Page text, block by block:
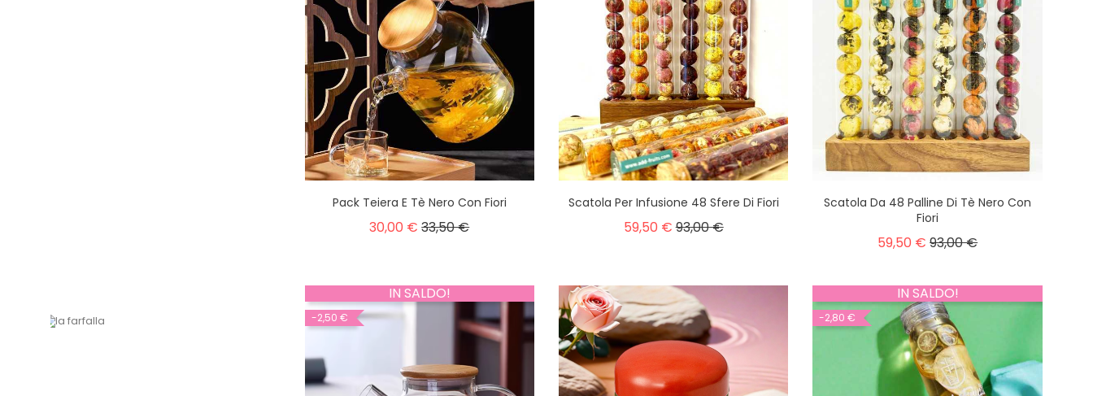
Pack Teiera E Tè Nero Con Fiori
30,00 €33,50 €
Scatola Per Infusione 48 Sfere Di Fiori
59,50 €93,00 €
Scatola Da 48 Palline Di Tè Nero Con
Fiori
59,50 €93,00 €
IN SALDO!
-2,50 €
IN SALDO!
-2,80 €